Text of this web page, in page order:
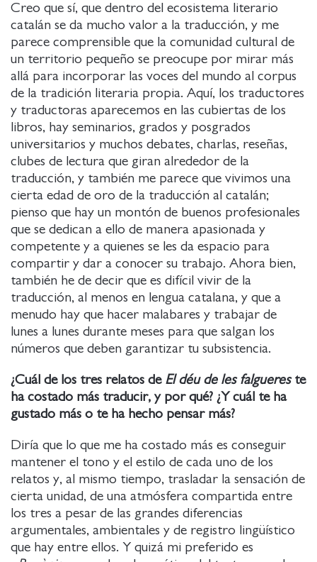
Creo que sí, que dentro del ecosistema literario
catalán se da mucho valor a la traducción, y me
parece comprensible que la comunidad cultural de
un territorio pequeño se preocupe por mirar más
allá para incorporar las voces del mundo al corpus
de la tradición literaria propia. Aquí, los traductores
y traductoras aparecemos en las cubiertas de los
libros, hay seminarios, grados y posgrados
universitarios y muchos debates, charlas, reseñas,
clubes de lectura que giran alrededor de la
traducción, y también me parece que vivimos una
cierta edad de oro de la traducción al catalán;
pienso que hay un montón de buenos profesionales
que se dedican a ello de manera apasionada y
competente y a quienes se les da espacio para
compartir y dar a conocer su trabajo. Ahora bien,
también he de decir que es difícil vivir de la
traducción, al menos en lengua catalana, y que a
menudo hay que hacer malabares y trabajar de
lunes a lunes durante meses para que salgan los
números que deben garantizar tu subsistencia.
¿Cuál de los tres relatos de El déu de les falguereste
ha costado más traducir, y por qué? ¿Y cuál te ha
gustado más o te ha hecho pensar más?
Diría que lo que me ha costado más es conseguir
mantener el tono y el estilo de cada uno de los
relatos y, al mismo tiempo, trasladar la sensación de
cierta unidad, de una atmósfera compartida entre
los tres a pesar de las grandes diferencias
argumentales, ambientales y de registro lingüístico
que hay entre ellos. Y quizá mi preferido es